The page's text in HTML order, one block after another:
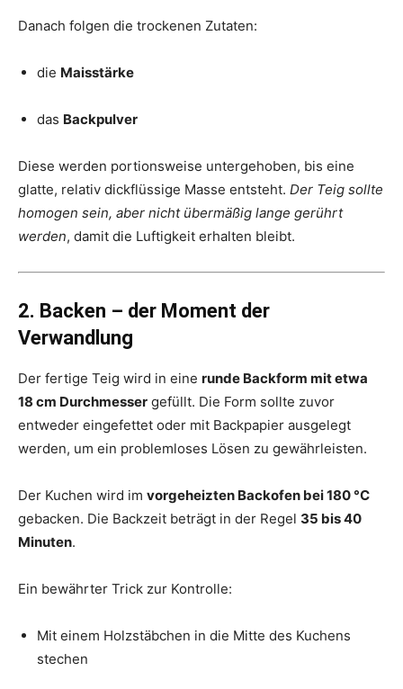
Danach folgen die trockenen Zutaten:
die Maisstärke
das Backpulver
Diese werden portionsweise untergehoben, bis eine
glatte, relativ dickflüssige Masse entsteht. Der Teig sollte
homogen sein, aber nicht übermäßig lange gerührt
werden, damit die Luftigkeit erhalten bleibt.
2. Backen – der Moment der
Verwandlung
Der fertige Teig wird in eine runde Backform mit etwa
18 cm Durchmesser gefüllt. Die Form sollte zuvor
entweder eingefettet oder mit Backpapier ausgelegt
werden, um ein problemloses Lösen zu gewährleisten.
Der Kuchen wird im vorgeheizten Backofen bei 180 °C
gebacken. Die Backzeit beträgt in der Regel 35 bis 40
Minuten.
Ein bewährter Trick zur Kontrolle:
Mit einem Holzstäbchen in die Mitte des Kuchens
stechen